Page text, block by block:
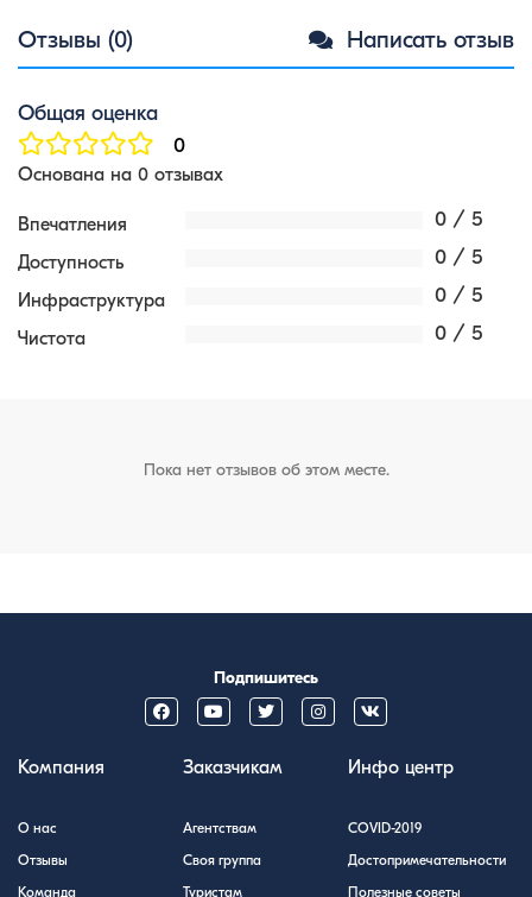
Отзывы (0) Написать отзыв
Общая оценка
0
Основана на 0 отзывах
Впечатления 0 / 5
Доступность 0 / 5
Инфраструктура 0 / 5
Чистота 0 / 5
Пока нет отзывов об этом месте.
Подпишитесь
Компания
О нас
Отзывы
Команда
Заказчикам
Агентствам
Своя группа
Туристам
Инфо центр
COVID-2019
Достопримечательности
Полезные советы